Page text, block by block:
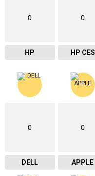
0
HP
0
HP CES
0
DELL
0
APPLE